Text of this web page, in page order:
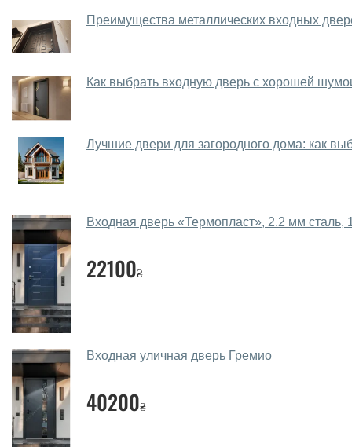
Преимущества металлических входных
Как выбрать входную дверь с хорошей
Лучшие двери для загородного дома: как
Входная дверь «Термопласт», 2.2 мм
22100₴
Входная уличная дверь Гремио
40200₴